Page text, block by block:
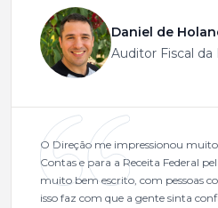
Daniel de
Auditor Fiscal da
O Direção me impressionou
Contas e para a Receita Federal
muito bem escrito, com pessoas
isso faz com que a gente sinta